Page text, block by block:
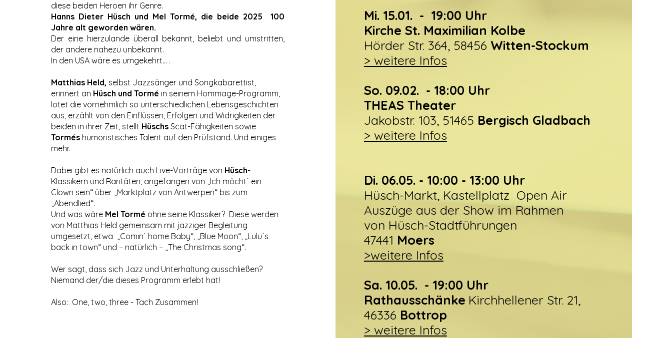
diese beiden Heroen ihr Genre.
Hanns Dieter Hüsch und Mel Tormé, die beide 2025 100
Jahre alt geworden wären.
Der eine hierzulande überall bekannt, beliebt und umstritten,
der andere nahezu unbekannt.
In den USA wäre es umgekehrt… .
Matthias Held, selbst Jazzsänger und Songkabarettist,
erinnert an Hüsch und Tormé in seinem Hommage-Programm,
lotet die vornehmlich so unterschiedlichen Lebensgeschichten
aus, erzählt von den Einflüssen, Erfolgen und Widrigkeiten der
beiden in ihrer Zeit, stellt Hüschs Scat-Fähigkeiten sowie
Tormés humoristisches Talent auf den Prüfstand. Und einiges
mehr.
Dabei gibt es natürlich auch Live-Vorträge von Hüsch-
Klassikern und Raritäten, angefangen von „Ich möcht´ ein
Clown sein“ über „Marktplatz von Antwerpen“ bis zum
„Abendlied“.
Und was wäre Mel Tormé ohne seine Klassiker? Diese werden
von Matthias Held gemeinsam mit jazziger Begleitung
umgesetzt, etwa „Comin´ home Baby“, „Blue Moon“, „Lulu´s
back in town“ und – natürlich – „The Christmas song“.
Wer sagt, dass sich Jazz und Unterhaltung ausschließen?
Niemand der/die dieses Programm erlebt hat!
Also: One, two, three - Tach Zusammen!
Mi. 15.01. - 19:00 Uhr
Kirche St. Maximilian Kolbe
Hörder Str. 364, 58456 Witten-Stockum
> weitere Infos
So. 09.02. - 18:00 Uhr
THEAS Theater
Jakobstr. 103, 51465 Bergisch Gladbach
> weitere Infos
Di. 06.05. - 10:00 - 13:00 Uhr
Hüsch-Markt, Kastellplatz Open Air
Auszüge aus der Show im Rahmen
von Hüsch-Stadtführungen
47441 Moers
>weitere Infos
Sa. 10.05. - 19:00 Uhr
Rathausschänke Kirchhellener Str. 21,
46336 Bottrop
> weitere Infos